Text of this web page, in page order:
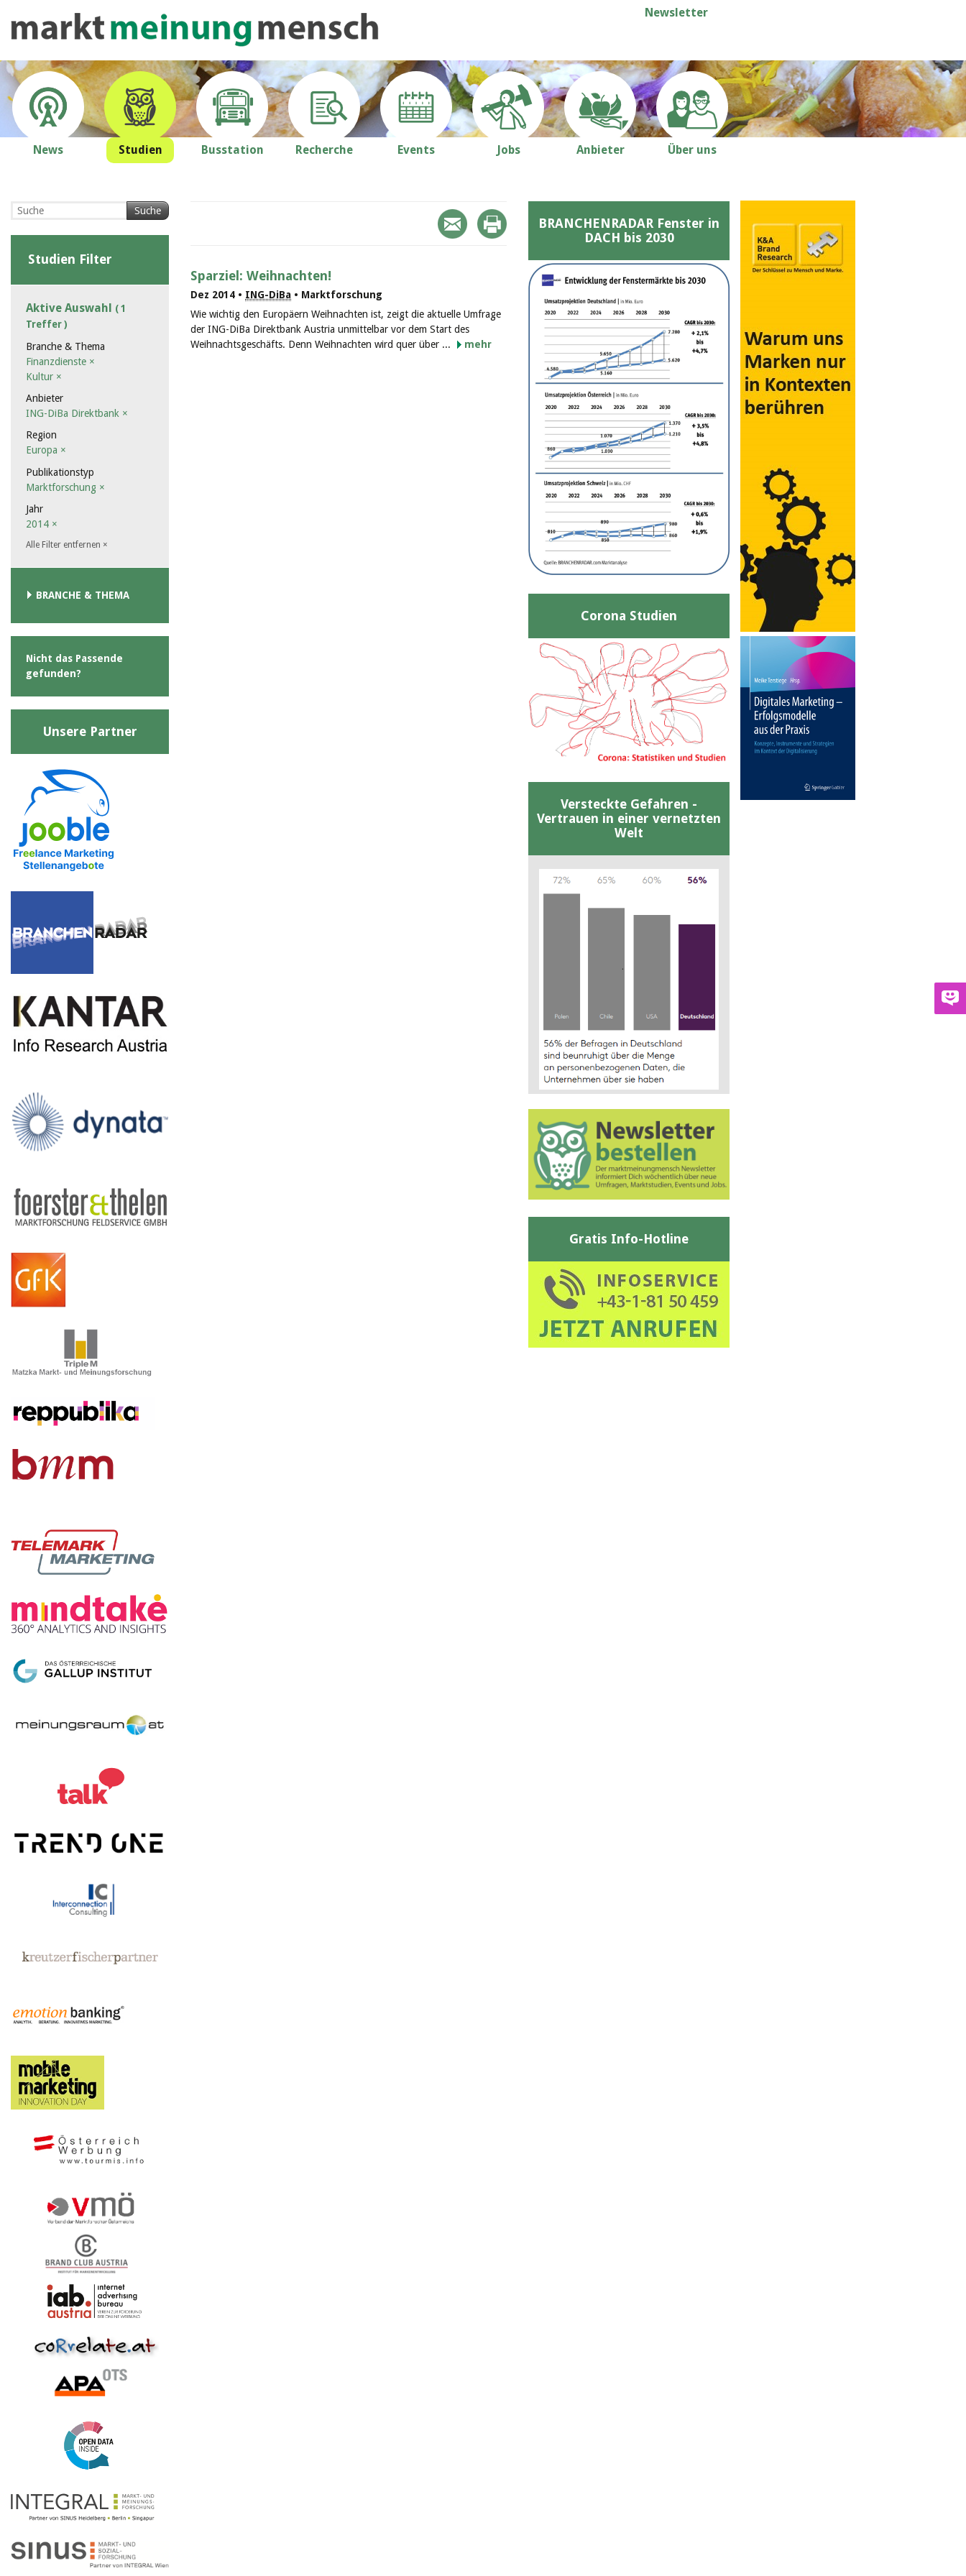
Newsletter
News Studien Busstation Recherche Events Jobs Anbieter Über uns
Sparziel: Weihnachten!
Dez 2014 • ING-DiBa • Marktforschung
Wie wichtig den Europäern Weihnachten ist, zeigt die aktuelle Umfrage
der ING-DiBa Direktbank Austria unmittelbar vor dem Start des
Weihnachtsgeschäfts. Denn Weihnachten wird quer über ...
mehr
Suche
Studien Filter
Aktive Auswahl ( 1
Treffer )
Branche & Thema
Finanzdienste ×
Kultur ×
Anbieter
ING-DiBa Direktbank ×
Region
Europa ×
Publikationstyp
Marktforschung ×
Jahr
2014 ×
Alle Filter entfernen ×
BRANCHE & THEMA
Nicht das Passende
gefunden?
Unsere Partner
BRANCHENRADAR Fenster in
DACH bis 2030
Corona Studien
Versteckte Gefahren -
Vertrauen in einer vernetzten
Welt
Gratis Info-Hotline